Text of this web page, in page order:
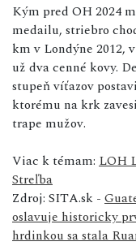
Kým pred OH 2024
medailu, striebro
km v Londýne 2012,
už dva cenné kovy.
stupeň víťazov
ktorému na krk
trape mužov.
Viac k témam: LOH
Streľba
Zdroj: SITA.sk -
oslavuje historicky
hrdinkou sa stala